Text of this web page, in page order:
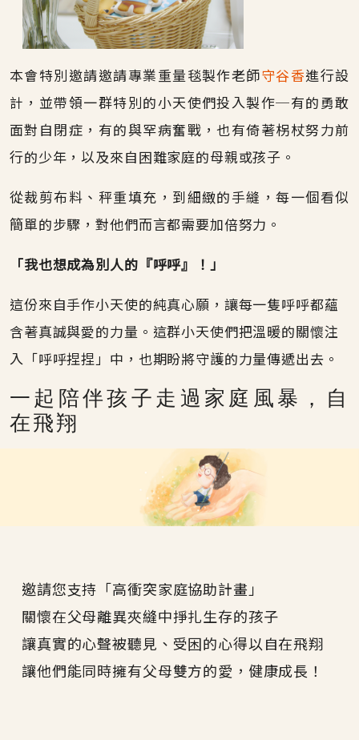
本會特別邀請邀請專業重量毯製作老師守谷香進行設
計，並帶領一群特別的小天使們投入製作─有的勇敢
面對自閉症，有的與罕病奮戰，也有倚著柺杖努力前
行的少年，以及來自困難家庭的母親或孩子。
從裁剪布料、秤重填充，到細緻的手縫，每一個看似
簡單的步驟，對他們而言都需要加倍努力。
「我也想成為別人的『呼呼』！」
這份來自手作小天使的純真心願，讓每一隻呼呼都蘊
含著真誠與愛的力量。這群小天使們把溫暖的關懷注
入「呼呼捏捏」中，也期盼將守護的力量傳遞出去。
一起陪伴孩子走過家庭風暴，自
在飛翔
邀請您支持「高衝突家庭協助計畫」
關懷在父母離異夾縫中掙扎生存的孩子
讓真實的心聲被聽見、受困的心得以自在飛翔
讓他們能同時擁有父母雙方的愛，健康成長！